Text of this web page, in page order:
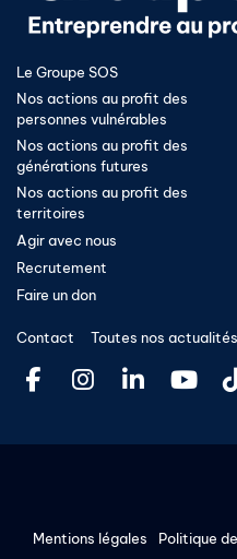
Le Groupe SOS
Nos actions au profit des
personnes vulnérables
Nos actions au profit des
générations futures
Nos actions au profit des
territoires
Agir avec nous
Recrutement
Faire un don
Contact Toutes nos actualités
Mentions légales
Politique